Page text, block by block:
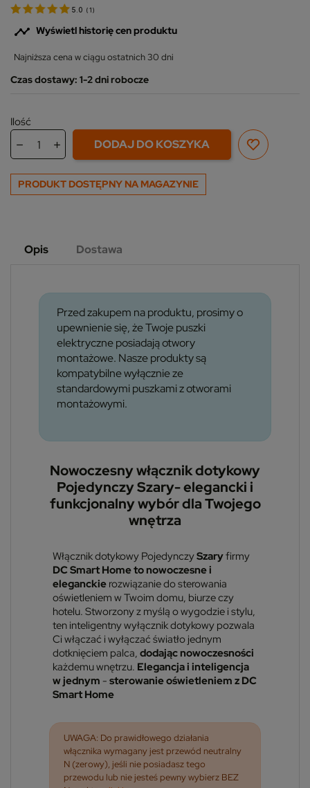
5.0 ( 1 )
 Wyświetl historię cen produktu
Najniższa cena w ciągu ostatnich 30 dni
Czas dostawy: 1-2 dni robocze
Ilość
DODAJ DO KOSZYKA
PRODUKT DOSTĘPNY NA MAGAZYNIE
Opis Dostawa
Przed zakupem na produktu, prosimy o
upewnienie się, że Twoje puszki
elektryczne posiadają otwory
montażowe. Nasze produkty są
kompatybilne wyłącznie ze
standardowymi puszkami z otworami
montażowymi.
Nowoczesny włącznik dotykowy
Pojedynczy Szary- elegancki i
funkcjonalny wybór dla Twojego
wnętrza
Włącznik dotykowy PojedynczySzaryfirmy
DC Smart Home to nowoczesne i
eleganckie rozwiązanie do sterowania
oświetleniem w Twoim domu, biurze czy
hotelu. Stworzony z myślą o wygodzie i stylu,
ten inteligentny wyłącznik dotykowy pozwala
Ci włączać i wyłączać światło jednym
dotknięciem palca, dodając nowoczesności
każdemu wnętrzu. Elegancja i inteligencja
w jednym - sterowanie oświetleniem z DC
Smart Home
UWAGA: Do prawidłowego działania
włącznika wymagany jest przewód neutralny
N (zerowy), jeśli nie posiadasz tego
przewodu lub nie jesteś pewny wybierz BEZ